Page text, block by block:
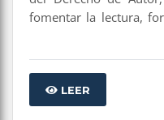
fomentar la lectura,
herramientas
promueven el
construcción de una
LEER